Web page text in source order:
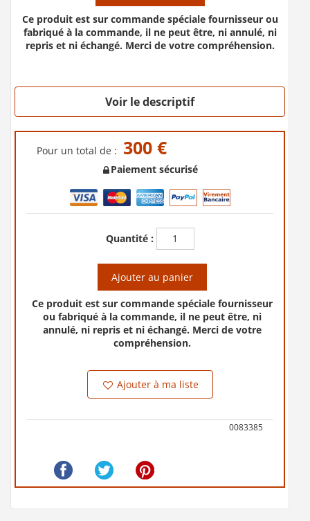
Ce produit est sur commande spéciale fournisseur ou
fabriqué à la commande, il ne peut être, ni annulé, ni
repris et ni échangé. Merci de votre compréhension.
Voir le descriptif
Pour un total de : 300 €
Paiement sécurisé
Quantité :
Ajouter au panier
Ce produit est sur commande spéciale fournisseur
ou fabriqué à la commande, il ne peut être, ni
annulé, ni repris et ni échangé. Merci de votre
compréhension.
Ajouter à ma liste
0083385